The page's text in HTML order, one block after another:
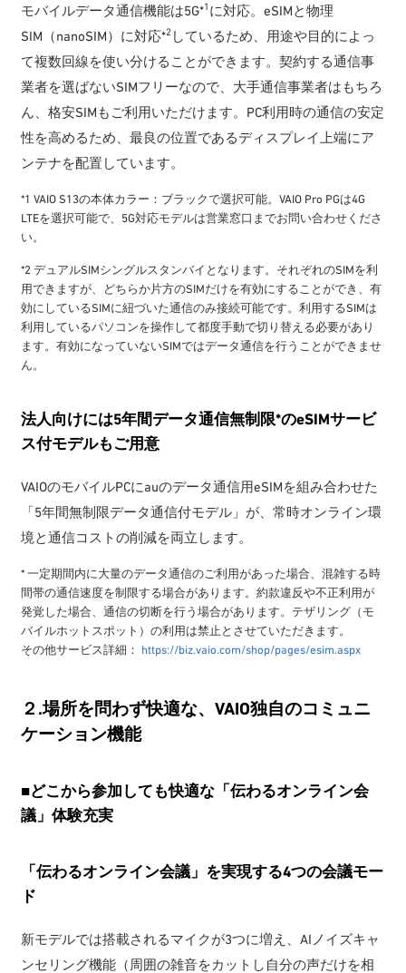
モバイルデータ通信機能は5G*1 に対応。eSIMと物理
SIM（nanoSIM）に対応*2 しているため、用途や目的によっ
て複数回線を使い分けることができます。契約する通信事
業者を選ばないSIMフリーなので、大手通信事業者はもちろ
ん、格安SIMもご利用いただけます。PC利用時の通信の安定
性を高めるため、最良の位置であるディスプレイ上端にア
ンテナを配置しています。
*1 VAIO S13の本体カラー：ブラックで選択可能。VAIO Pro PGは4G
LTEを選択可能で、5G対応モデルは営業窓口までお問い合わせくださ
い。
*2 デュアルSIMシングルスタンバイとなります。それぞれのSIMを利
用できますが、どちらか片方のSIMだけを有効にすることができ、有
効にしているSIMに紐づいた通信のみ接続可能です。利用するSIMは
利用しているパソコンを操作して都度手動で切り替える必要があり
ます。有効になっていないSIMではデータ通信を行うことができませ
ん。
法人向けには5年間データ通信無制限*のeSIMサービ
ス付モデルもご用意
VAIOのモバイルPCにauのデータ通信用eSIMを組み合わせた
「5年間無制限データ通信付モデル」が、常時オンライン環
境と通信コストの削減を両立します。
* 一定期間内に大量のデータ通信のご利用があった場合、混雑する時
間帯の通信速度を制限する場合があります。約款違反や不正利用が
発覚した場合、通信の切断を行う場合があります。テザリング（モ
バイルホットスポット）の利用は禁止とさせていただきます。
その他サービス詳細： https://biz.vaio.com/shop/pages/esim.aspx
２.場所を問わず快適な、VAIO独自のコミュニ
ケーション機能
■どこから参加しても快適な「伝わるオンライン会
議」体験充実
「伝わるオンライン会議」を実現する4つの会議モー
ド
新モデルでは搭載されるマイクが3つに増え、AIノイズキャ
ンセリング機能（周囲の雑音をカットし自分の声だけを相